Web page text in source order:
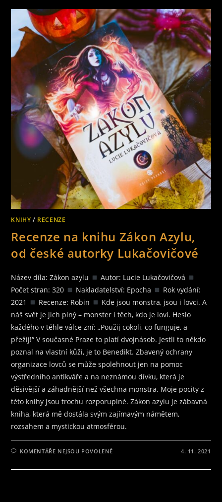
NA
VETŘELCE?
TO
NÁM
PROZRADÍ
KRÁSKY
Z
ČESKÉ
ANTOLOGIE
KNIHY / RECENZE
Recenze na knihu Zákon Azylu,
od české autorky Lukačovičové
Název díla: Zákon azylu
Autor: Lucie Lukačovičová
Počet stran: 320
Nakladatelství: Epocha
Rok vydání:
2021
Recenze: Robin
Kde jsou monstra, jsou i lovci. A
náš svět je jich plný – monster i těch, kdo je loví. Heslo
každého v téhle válce zní: „Použij cokoli, co funguje, a
přežij!“ V současné Praze to platí dvojnásob. Jestli to někdo
poznal na vlastní kůži, je to Benedikt. Zbavený ochrany
organizace lovců se může spolehnout jen na pomoc
výstředního antikváře a na neznámou dívku, která je
děsivější a záhadnější než všechna monstra. Moje pocity z
této knihy jsou trochu rozporuplné. Zákon azylu je zábavná
kniha, která mě dostála svým zajímavým námětem,
rozsahem a mystickou atmosférou.
KOMENTÁŘE NEJSOU POVOLENÉ
NÁZVEM
4. 11. 2021